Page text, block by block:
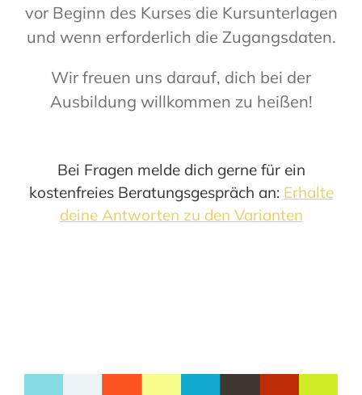
vor Beginn des Kurses die Kursunterlagen
und wenn erforderlich die Zugangsdaten.
Wir freuen uns darauf, dich bei der
Ausbildung willkommen zu heißen!
Bei Fragen melde dich gerne für ein
kostenfreies Beratungsgespräch an: Erhalte
deine Antworten zu den Varianten